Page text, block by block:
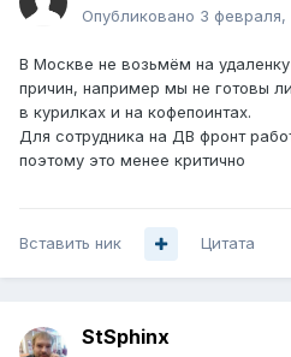
Опубликовано 3 февраля,
В Москве не возьмём на
причин, например мы не готовы
в курилках и на кофепоинтах.
Для сотрудника на ДВ фронт
поэтому это менее критично
Вставить ник Цитата
StSphinx